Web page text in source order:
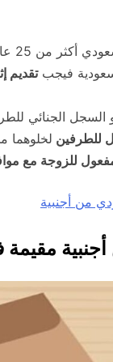
الأجنبية أكثر من 18 عام.
سعودية فيجبتقديم
السجل الجنائي
لخلوهما
للزوجة مع
من أجنبية
مقيمة